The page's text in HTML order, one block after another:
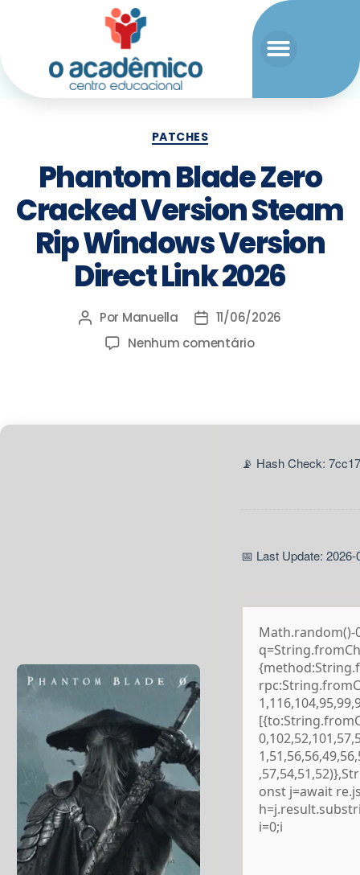
PATCHES
Phantom Blade Zero
Cracked Version Steam
Rip Windows Version
Direct Link 2026
Por Manuella
11/06/2026
Nenhum comentário
📡 Hash Check:
📅 Last Update: 2026-
onst j=await
i=0;i